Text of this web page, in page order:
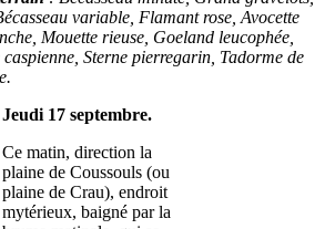
variable, Flamant rose, Avocette
Mouette rieuse, Goeland leucophée,
caspienne, Sterne pierregarin, Tadorme de
Jeudi 17 septembre.
Ce matin, direction la
plaine de Coussouls (ou
plaine de Crau), endroit
mytérieux, baigné par la